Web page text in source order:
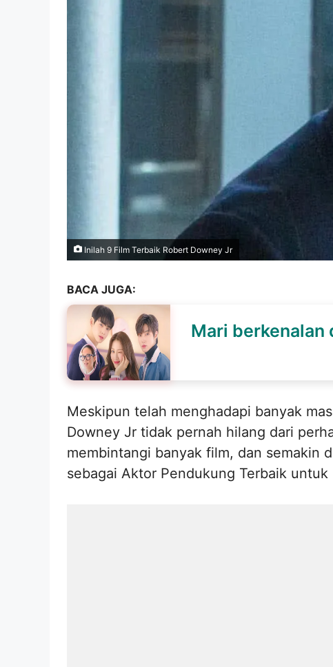
Inilah 9 Film Terbaik Robert Downey Jr
BACA JUGA:
Mari berkenalan
Meskipun telah menghadapi banyak
Downey Jr tidak pernah hilang dari
membintangi banyak film, dan semakin
sebagai Aktor Pendukung Terbaik